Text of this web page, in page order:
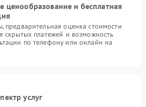
ценообразование и бесплатная
предварительная оценка стоимости
скрытых платежей и возможность
по телефону или онлайн на
услуг